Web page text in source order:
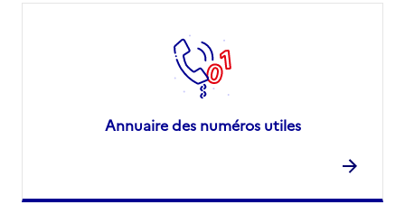
Annuaire des numéros utiles